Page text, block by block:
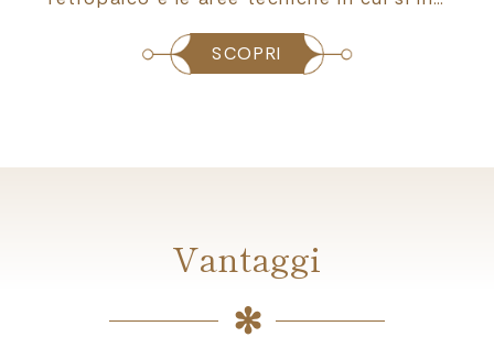
SCOPRI
Vantaggi